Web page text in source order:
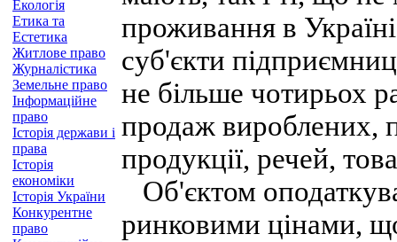
Екологія
Етика та
Естетика
Житлове право
Журналістика
Земельне право
Інформаційне
право
Історія держави і
права
Історія
економіки
Історія України
Конкурентне
право
проживання в
суб'єкти
не більше чотирьох
продаж вироблених,
продукції, речей,
Об'єктом
ринковими цінами,